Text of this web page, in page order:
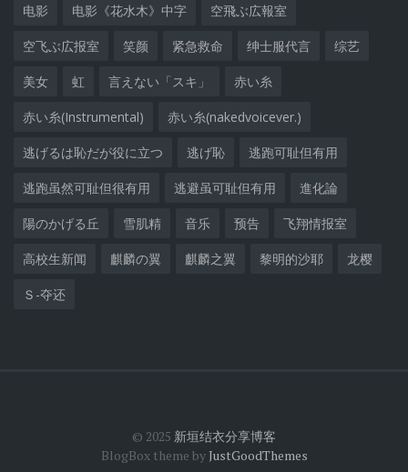
电影 电影《花水木》中字 空飛ぶ広報室
空飞ぶ広报室 笑颜 紧急救命 绅士服代言 综艺
美女 虹 言えない「スキ」 赤い糸
赤い糸(Instrumental) 赤い糸(nakedvoicever.)
逃げるは恥だが役に立つ 逃げ恥 逃跑可耻但有用
逃跑虽然可耻但很有用 逃避虽可耻但有用 進化論
陽のかげる丘 雪肌精 音乐 预告 飞翔情报室
高校生新闻 麒麟の翼 麒麟之翼 黎明的沙耶 龙樱
Ｓ-夺还
© 2025 新垣结衣分享博客
BlogBox theme byJustGoodThemes